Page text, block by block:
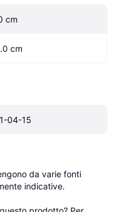
cm
cm
04-15
da varie fonti
indicative.